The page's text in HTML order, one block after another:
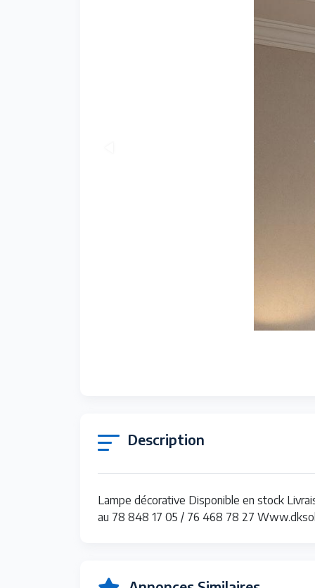
Description
Lampe décorative Disponible en stock
au 78 848 17 05 / 76 468 78 27